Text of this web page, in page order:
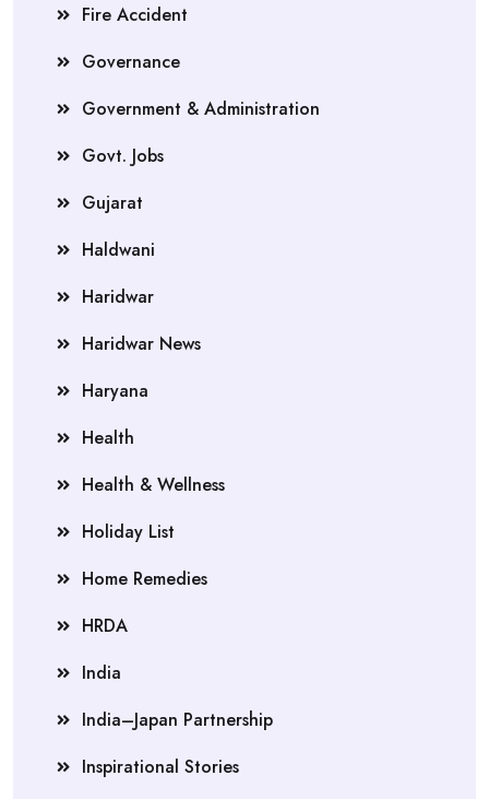
Fire Accident
Governance
Government & Administration
Govt. Jobs
Gujarat
Haldwani
Haridwar
Haridwar News
Haryana
Health
Health & Wellness
Holiday List
Home Remedies
HRDA
India
India–Japan Partnership
Inspirational Stories